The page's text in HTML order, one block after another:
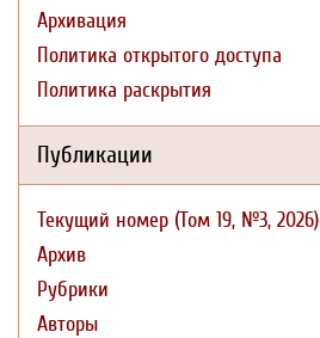
Архивация
Политика открытого доступа
Политика раскрытия
Публикации
Текущий номер (Том 19, №3, 2026)
Архив
Рубрики
Авторы